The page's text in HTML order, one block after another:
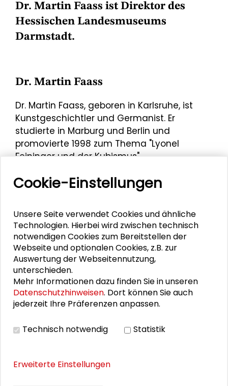
Dr. Martin Faass ist Direktor des
Hessischen Landesmuseums
Darmstadt.
Dr. Martin Faass
Dr. Martin Faass, geboren in Karlsruhe, ist
Kunstgeschichtler und Germanist. Er
studierte in Marburg und Berlin und
promovierte 1998 zum Thema "Lyonel
Feininger und der Kubismus".
Vor seiner Tätigkeit als Direktor des
Hessischen Landesmuseums Darmstadt, die
Museums Liebermann-Villa in Berlin. Zudem
ist er als Kurator für die Hamburger
Kunsthalle, das Kunsthaus Apolda, das
Museum Kurhaus Kleve oder das Museum
für Kunst und Gewerbe, wo er sein
wissenschaftliches Volontariat absolvierte,
tätig gewesen.
Er ist mit der Schader-Stiftung über den
Runden Tisch Wissenschaftsstadt
Darmstadt
verbunden; im Rahmen der
der Wissenschaft sichtbar machen
Cookie-Einstellungen
Unsere Seite verwendet Cookies und ähnliche
Technologien. Hierbei wird zwischen technisch
notwendigen Cookies zum Bereitstellen der
Webseite und optionalen Cookies, z.B. zur
Auswertung der Webseitennutzung,
unterschieden.
Mehr Informationen dazu finden Sie in unseren
Datenschutzhinweisen. Dort können Sie auch
jederzeit Ihre Präferenzen anpassen.
Technisch notwendig Statistik
Erweiterte Einstellungen